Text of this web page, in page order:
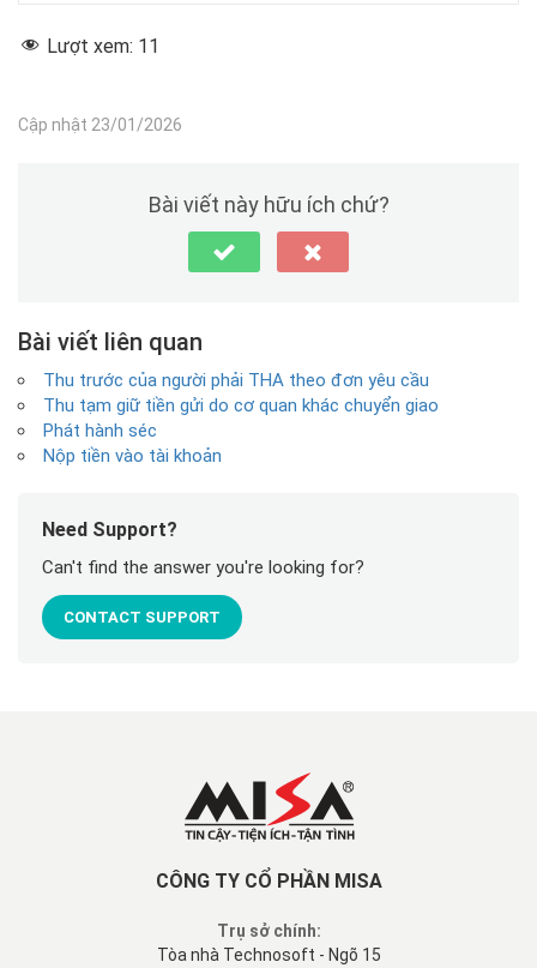
Lượt xem: 11
Cập nhật 23/01/2026
Bài viết này hữu ích chứ?
Bài viết liên quan
Thu trước của người phải THA theo đơn yêu cầu
Thu tạm giữ tiền gửi do cơ quan khác chuyển giao
Phát hành séc
Nộp tiền vào tài khoản
Need Support?
Can't find the answer you're looking for?
CONTACT SUPPORT
CÔNG TY CỔ PHẦN MISA
Trụ sở chính:
Tòa nhà Technosoft - Ngõ 15